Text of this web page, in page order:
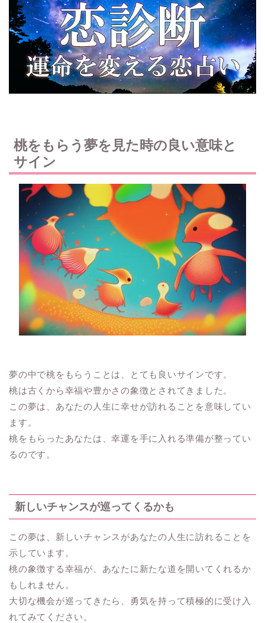
桃をもらう夢を見た時の良い意味と
サイン
夢の中で桃をもらうことは、とても良いサインです。
桃は古くから幸福や豊かさの象徴とされてきました。
この夢は、あなたの人生に幸せが訪れることを意味してい
ます。
桃をもらったあなたは、幸運を手に入れる準備が整ってい
るのです。
新しいチャンスが巡ってくるかも
この夢は、新しいチャンスがあなたの人生に訪れることを
示しています。
桃の象徴する幸福が、あなたに新たな道を開いてくれるか
もしれません。
大切な機会が巡ってきたら、勇気を持って積極的に受け入
れてみてください。